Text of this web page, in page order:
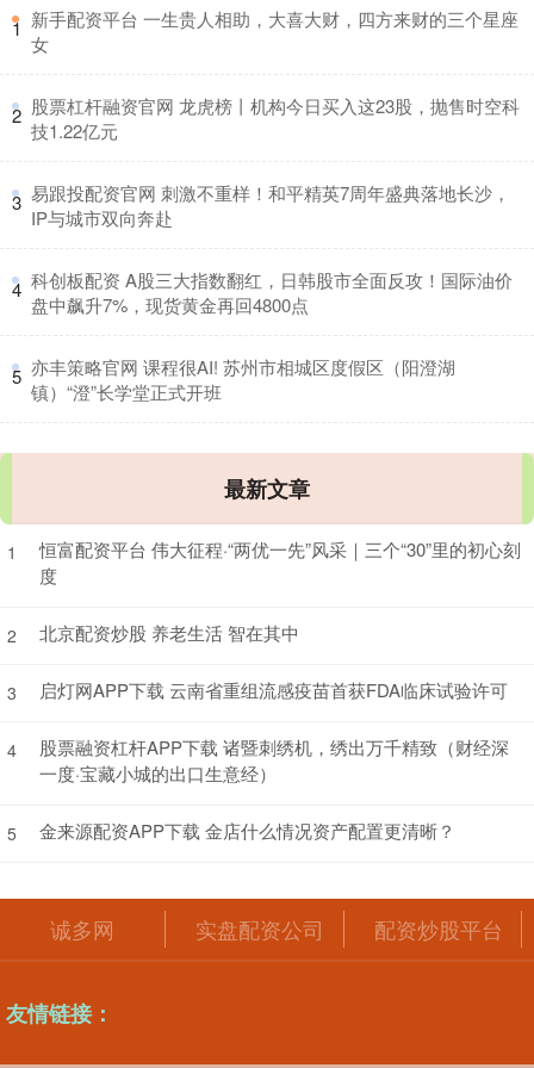
1 ​新手配资平台 一生贵人相助，大喜大财，四方来财的三个星座
女
2 ​股票杠杆融资官网 龙虎榜丨机构今日买入这23股，抛售时空科
技1.22亿元
3 ​易跟投配资官网 刺激不重样！和平精英7周年盛典落地长沙，
IP与城市双向奔赴
4 ​科创板配资 A股三大指数翻红，日韩股市全面反攻！国际油价
盘中飙升7%，现货黄金再回4800点
5 ​亦丰策略官网 课程很AI! 苏州市相城区度假区（阳澄湖
镇）“澄”长学堂正式开班
最新文章
1
恒富配资平台 伟大征程·“两优一先”风采｜三个“30”里的初心刻
度
2 北京配资炒股 养老生活 智在其中
3 启灯网APP下载 云南省重组流感疫苗首获FDA临床试验许可
4
股票融资杠杆APP下载 诸暨刺绣机，绣出万千精致（财经深
一度·宝藏小城的出口生意经）
5 金来源配资APP下载 金店什么情况资产配置更清晰？
诚多网 实盘配资公司 配资炒股平台
友情链接：